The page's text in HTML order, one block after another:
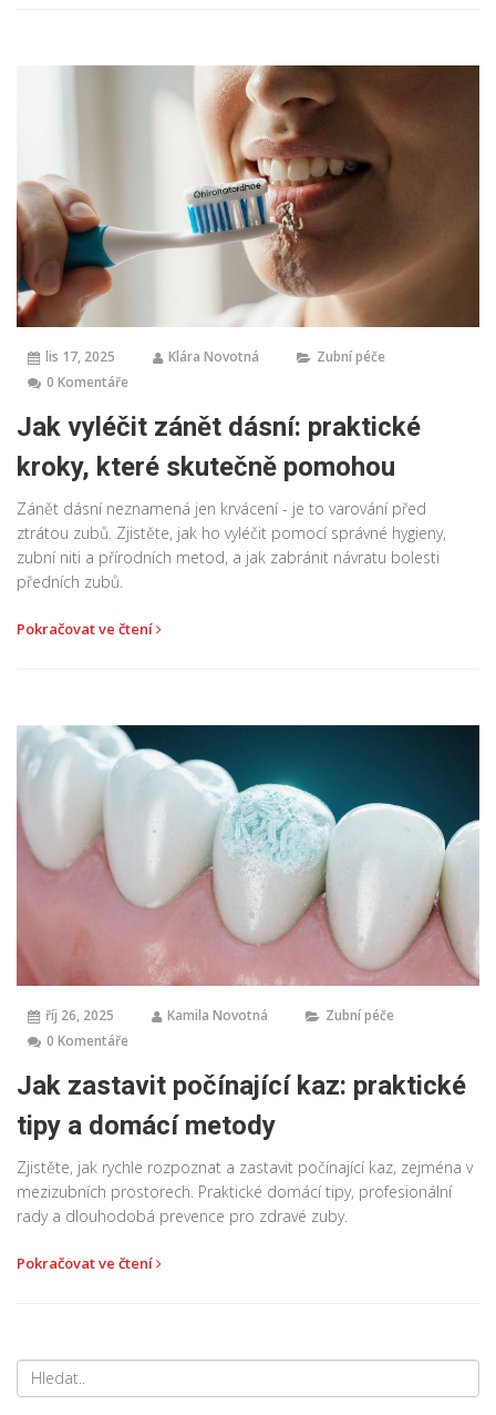
lis 17, 2025 Klára Novotná
Zubní péče
0 Komentáře
Jak vyléčit zánět dásní: praktické
kroky, které skutečně pomohou
Zánět dásní neznamená jen krvácení - je to varování před
ztrátou zubů. Zjistěte, jak ho vyléčit pomocí správné hygieny,
zubní niti a přírodních metod, a jak zabránit návratu bolesti
předních zubů.
Pokračovat ve čtení
říj 26, 2025 Kamila Novotná
Zubní péče
0 Komentáře
Jak zastavit počínající kaz: praktické
tipy a domácí metody
Zjistěte, jak rychle rozpoznat a zastavit počínající kaz, zejména v
mezizubních prostorech. Praktické domácí tipy, profesionální
rady a dlouhodobá prevence pro zdravé zuby.
Pokračovat ve čtení